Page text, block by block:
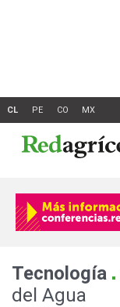
Tecnología .
del Agua